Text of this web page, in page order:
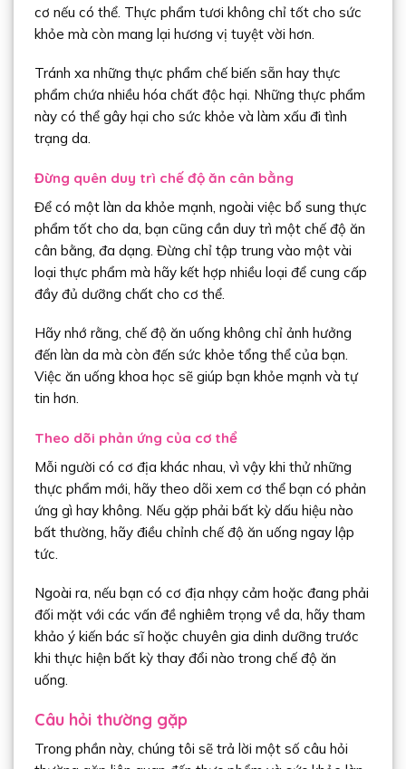
cơ nếu có thể. Thực phẩm tươi không chỉ tốt cho sức
khỏe mà còn mang lại hương vị tuyệt vời hơn.
Tránh xa những thực phẩm chế biến sẵn hay thực
phẩm chứa nhiều hóa chất độc hại. Những thực phẩm
này có thể gây hại cho sức khỏe và làm xấu đi tình
trạng da.
Đừng quên duy trì chế độ ăn cân bằng
Để có một làn da khỏe mạnh, ngoài việc bổ sung thực
phẩm tốt cho da, bạn cũng cần duy trì một chế độ ăn
cân bằng, đa dạng. Đừng chỉ tập trung vào một vài
loại thực phẩm mà hãy kết hợp nhiều loại để cung cấp
đầy đủ dưỡng chất cho cơ thể.
Hãy nhớ rằng, chế độ ăn uống không chỉ ảnh hưởng
đến làn da mà còn đến sức khỏe tổng thể của bạn.
Việc ăn uống khoa học sẽ giúp bạn khỏe mạnh và tự
tin hơn.
Theo dõi phản ứng của cơ thể
Mỗi người có cơ địa khác nhau, vì vậy khi thử những
thực phẩm mới, hãy theo dõi xem cơ thể bạn có phản
ứng gì hay không. Nếu gặp phải bất kỳ dấu hiệu nào
bất thường, hãy điều chỉnh chế độ ăn uống ngay lập
tức.
Ngoài ra, nếu bạn có cơ địa nhạy cảm hoặc đang phải
đối mặt với các vấn đề nghiêm trọng về da, hãy tham
khảo ý kiến bác sĩ hoặc chuyên gia dinh dưỡng trước
khi thực hiện bất kỳ thay đổi nào trong chế độ ăn
uống.
Câu hỏi thường gặp
Trong phần này, chúng tôi sẽ trả lời một số câu hỏi